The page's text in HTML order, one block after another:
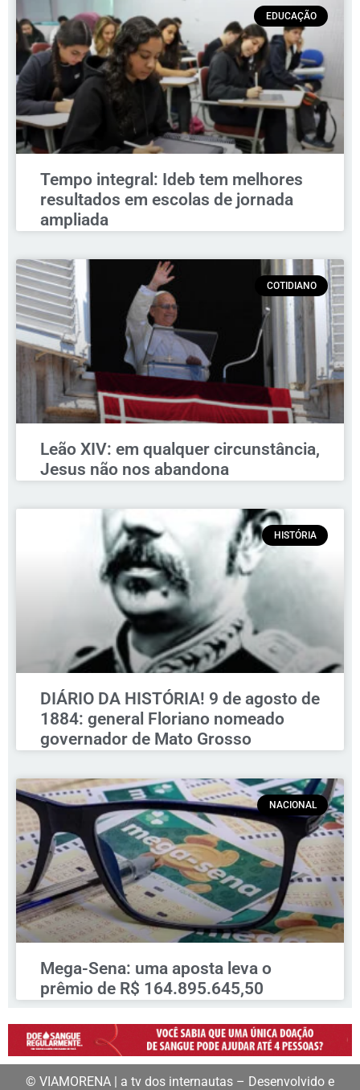
EDUCAÇÃO
Tempo integral: Ideb tem melhores
resultados em escolas de jornada
ampliada
COTIDIANO
Leão XIV: em qualquer circunstância,
Jesus não nos abandona
HISTÓRIA
DIÁRIO DA HISTÓRIA! 9 de agosto de
1884: general Floriano nomeado
governador de Mato Grosso
NACIONAL
Mega-Sena: uma aposta leva o
prêmio de R$ 164.895.645,50
© VIAMORENA | a tv dos internautas – Desenvolvido e